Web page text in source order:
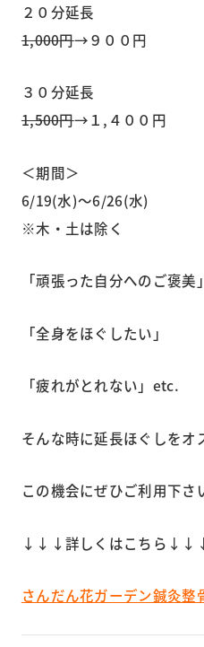
２０分延長
1,000円→９００円
３０分延長
1,500円→１,４００円
＜期間＞
6/19(水)～6/26(水)
※木・土は除く
「頑張った自分へのご褒美」
「全身をほぐしたい」
「疲れがとれない」etc.
そんな時に延長ほぐしをオ
この機会にぜひご利用下
↓↓↓詳しくはこちら
さんだん花ガーデン鍼灸整